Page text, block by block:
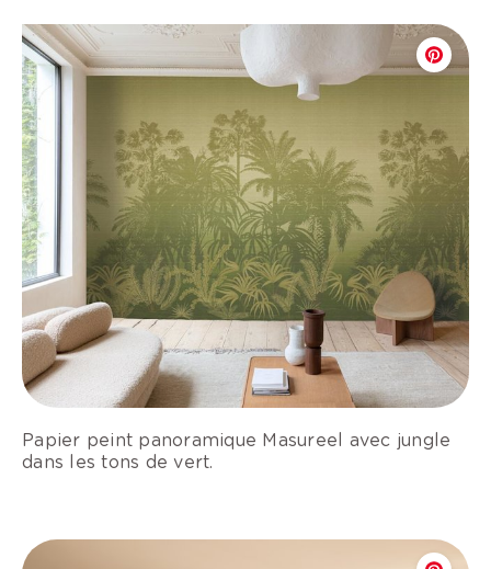
Papier peint panoramique Masureel avec jungle
dans les tons de vert.